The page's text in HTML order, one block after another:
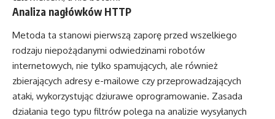
Analiza nagłówków HTTP
Metoda ta stanowi pierwszą zaporę przed wszelkiego
rodzaju niepożądanymi odwiedzinami robotów
internetowych, nie tylko spamujących, ale również
zbierających adresy e-mailowe czy przeprowadzających
ataki, wykorzystując dziurawe oprogramowanie. Zasada
działania tego typu filtrów polega na analizie wysyłanych